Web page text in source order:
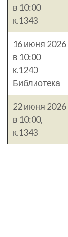
в 10:00
к.1343
16 июня 2026
в 10:00
к.1240
Библиотека
22 июня 2026
в 10:00,
к.1343